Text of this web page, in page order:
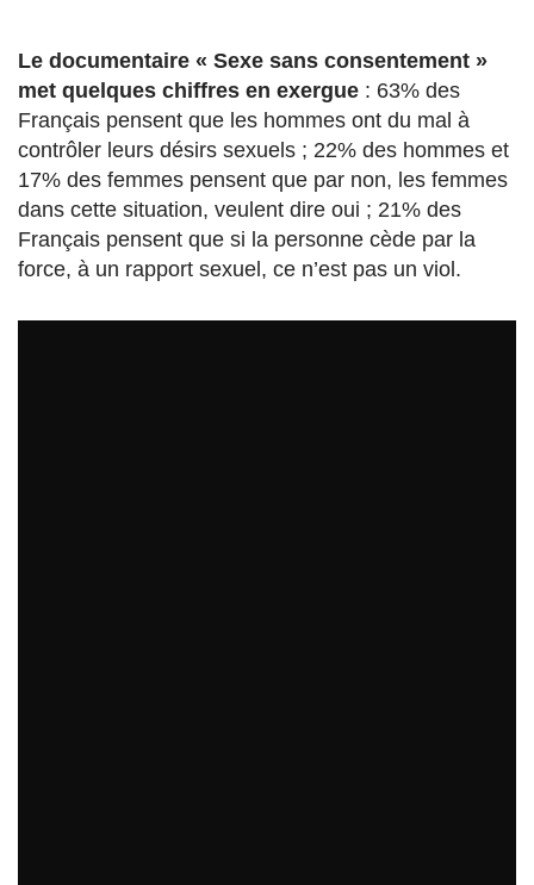
Le documentaire « Sexe sans consentement »
met quelques chiffres en exergue : 63% des
Français pensent que les hommes ont du mal à
contrôler leurs désirs sexuels ; 22% des hommes et
17% des femmes pensent que par non, les femmes
dans cette situation, veulent dire oui ; 21% des
Français pensent que si la personne cède par la
force, à un rapport sexuel, ce n’est pas un viol.